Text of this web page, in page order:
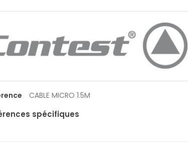
CABLE MICRO 1.5M
spécifiques